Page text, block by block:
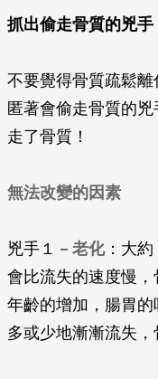
抓出偷走骨質的兇手
不要覺得骨質疏鬆
匿著會偷走骨質的
走了骨質！
無法改變的因素
兇手１－ 老化：大約
會比流失的速度慢
年齡的增加，腸胃
多或少地漸漸流失，